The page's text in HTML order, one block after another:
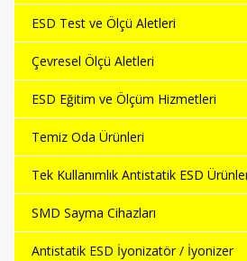
ESD Test ve Ölçü Aletleri
Çevresel Ölçü Aletleri
ESD Eğitim ve Ölçüm Hizmetleri
Temiz Oda Ürünleri
Tek Kullanımlık Antistatik ESD
SMD Sayma Cihazları
Antistatik ESD İyonizatör / İyonizer